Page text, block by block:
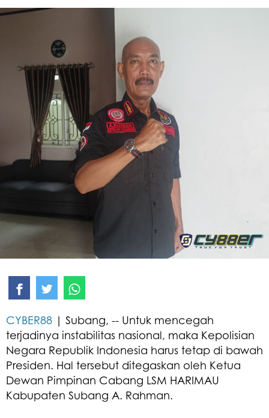
CYBER88 | Subang, -- Untuk mencegah
terjadinya instabilitas nasional, maka Kepolisian
Negara Republik Indonesia harus tetap di bawah
Presiden. Hal tersebut ditegaskan oleh Ketua
Dewan Pimpinan Cabang LSM HARIMAU
Kabupaten Subang A. Rahman.